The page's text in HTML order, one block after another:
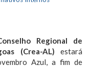
Regional de
(Crea-AL) estará
Azul, a fim de